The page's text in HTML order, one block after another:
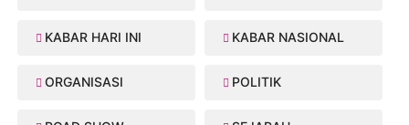
KABAR HARI INI KABAR NASIONAL
ORGANISASI POLITIK